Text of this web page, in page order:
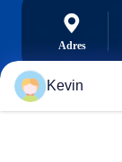
Adres
Kevin